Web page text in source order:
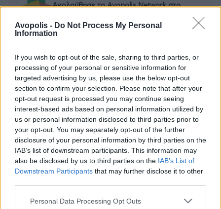
Avopolis - Do Not Process My Personal
Information
If you wish to opt-out of the sale, sharing to third parties, or
processing of your personal or sensitive information for
targeted advertising by us, please use the below opt-out
section to confirm your selection. Please note that after your
opt-out request is processed you may continue seeing
interest-based ads based on personal information utilized by
us or personal information disclosed to third parties prior to
your opt-out. You may separately opt-out of the further
disclosure of your personal information by third parties on the
IAB’s list of downstream participants. This information may
also be disclosed by us to third parties on the IAB’s List of
Downstream Participants that may further disclose it to other
Personal Data Processing Opt Outs
Ακολούθησε το Avopolis Network στο
MOOD OF THE DAY
Ποτέ δεν είναι αργά,
κυριολεκτικά. Ο Άντονι Χόπκινς
στα 88 αρνείται να το βάλει κάτω
και κυκλοφορεί το 1ο του
άλμπουμ με ορχηστρικές συνθέσεις και τίτλο:
Life Is A Dream. Φυσικά και είναι Άντονι...
Μάκης Μηλάτος